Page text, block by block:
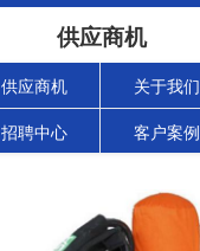
供应商机
供应商机 关于我们
招聘中心 客户案例